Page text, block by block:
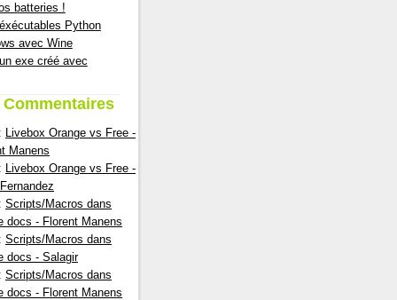
batteries !
Python
avec Wine
exe créé avec
Livebox Orange vs Free -
Manens
Livebox Orange vs Free -
Scripts/Macros dans
docs - Florent Manens
Scripts/Macros dans
docs - Salagir
Scripts/Macros dans
docs - Florent Manens